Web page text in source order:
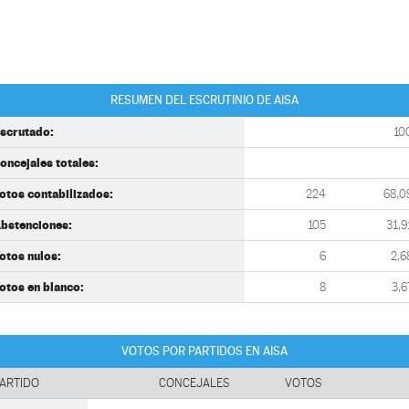
RESUMEN DEL ESCRUTINIO DE AISA
totales:
contabilizados: 224
105
nulos: 6
en blanco: 8
VOTOS POR PARTIDOS EN AISA
CONCEJALES VOTOS